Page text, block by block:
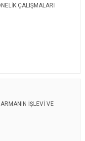
ÇALIŞMALARI
İŞLEVİ VE